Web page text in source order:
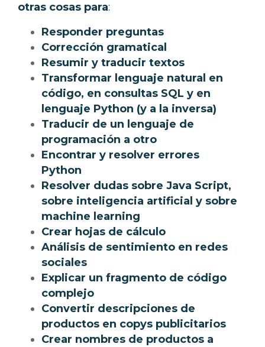
otras cosas para:
Responder preguntas
Corrección gramatical
Resumir y traducir textos
Transformar lenguaje natural en
código, en consultas SQL y en
lenguaje Python (y a la inversa)
Traducir de un lenguaje de
programación a otro
Encontrar y resolver errores
Python
Resolver dudas sobre Java Script,
sobre inteligencia artificial y sobre
machine learning
Crear hojas de cálculo
Análisis de sentimiento en redes
sociales
Explicar un fragmento de código
complejo
Convertir descripciones de
productos en copys publicitarios
Crear nombres de productos a